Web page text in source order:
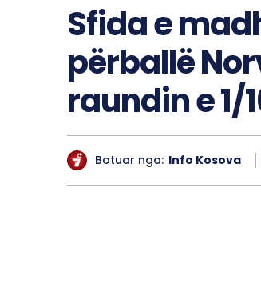
Sfida e
përballë
raundin e 1/
Botuar nga: Info Kosova